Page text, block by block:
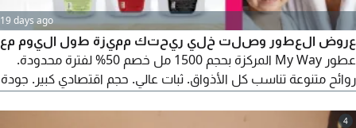
19 days ago
عروض العطور وصلت خلي ريحتك مميزة طول اليوم مع
عطور My Way المركزة بحجم 1500 مل خصم 50% لفترة محدودة.
روائح متنوعة تناسب كل الأذواق. ثبات عالي. حجم اقتصادي كبير. جودة
التوصيل متاح. للحجز والاستفسار ابعت رسالة خاص أو واتساب. سارع
4